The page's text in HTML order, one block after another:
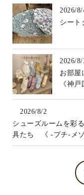
2026/8/
シート
2026/8/
お部屋
《神
2026/8/2
シューズルームを彩
具たち 《 -プチ-メゾ